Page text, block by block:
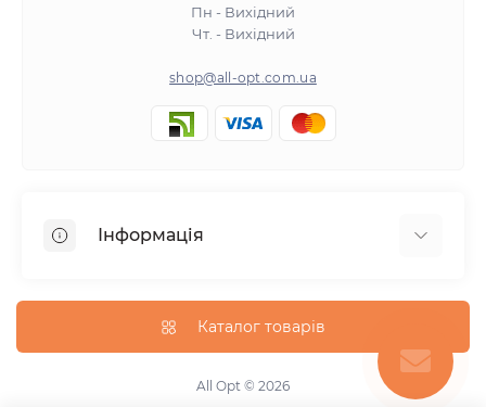
Пн - Вихідний
Чт. - Вихідний
shop@all-opt.com.ua
Інформація
Оплата та доставка
Повернення та обмін
Політика конфіденційності
Каталог товарів
All Opt © 2026